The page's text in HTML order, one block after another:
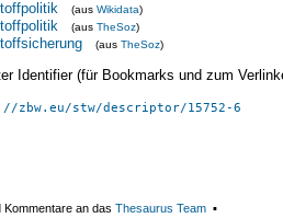
(aus Wikidata)
(aus TheSoz)
(aus TheSoz)
Identifier (für Bookmarks und zum
zbw.eu/stw/descriptor/15752-6
an das Thesaurus Team ▪